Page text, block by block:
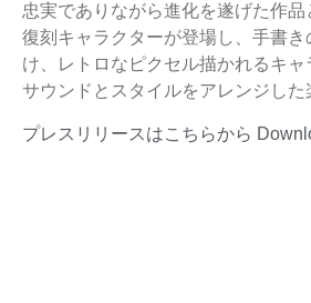
忠実でありながら進化を遂げた作
復刻キャラクターが登場し、手書
け、レトロなピクセル描かれるキ
サウンドとスタイルをアレンジした
プレスリリースはこちらから